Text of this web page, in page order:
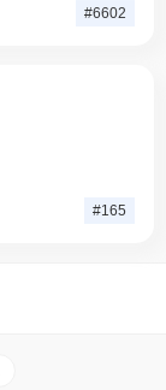
#6602
#165